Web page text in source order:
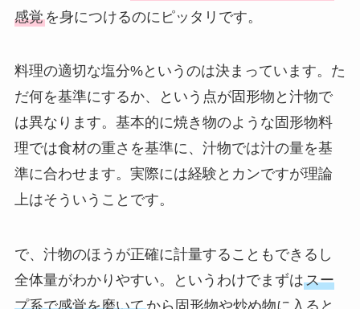
感覚を身につけるのにピッタリです。
料理の適切な塩分%というのは決まっています。た
だ何を基準にするか、という点が固形物と汁物で
は異なります。基本的に焼き物のような固形物料
理では食材の重さを基準に、汁物では汁の量を基
準に合わせます。実際には経験とカンですが理論
上はそういうことです。
で、汁物のほうが正確に計量することもできるし
全体量がわかりやすい。というわけでまずはスー